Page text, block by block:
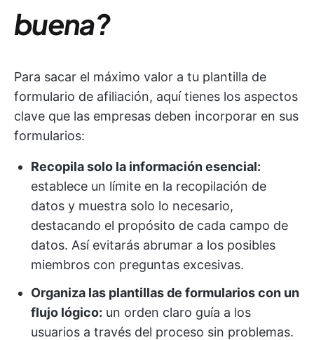
buena?
Para sacar el máximo valor a tu plantilla de
formulario de afiliación, aquí tienes los aspectos
clave que las empresas deben incorporar en sus
formularios:
Recopila solo la información esencial:
establece un límite en la recopilación de
datos y muestra solo lo necesario,
destacando el propósito de cada campo de
datos. Así evitarás abrumar a los posibles
miembros con preguntas excesivas.
Organiza las plantillas de formularios con un
flujo lógico: un orden claro guía a los
usuarios a través del proceso sin problemas.